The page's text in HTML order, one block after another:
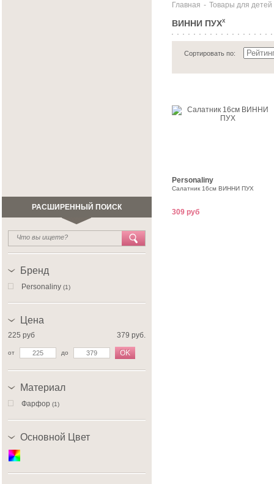
РАСШИРЕННЫЙ ПОИСК
Бренд
Personaliny (1)
Цена
225 руб 379 руб.
от до OK
Материал
Фарфор (1)
Основной Цвет
Главная - Товары для детей
ВИННИ ПУХX
Сортировать по:
Personaliny
Салатник 16см ВИННИ ПУХ
309 руб